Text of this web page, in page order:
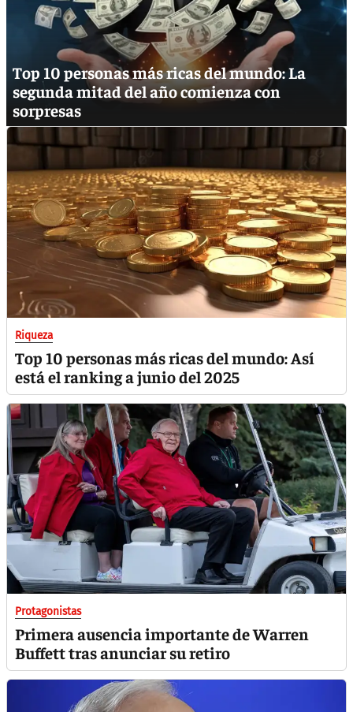
Top 10 personas más ricas del mundo: La
segunda mitad del año comienza con
sorpresas
Riqueza
Top 10 personas más ricas del mundo: Así
está el ranking a junio del 2025
Protagonistas
Primera ausencia importante de Warren
Buffett tras anunciar su retiro